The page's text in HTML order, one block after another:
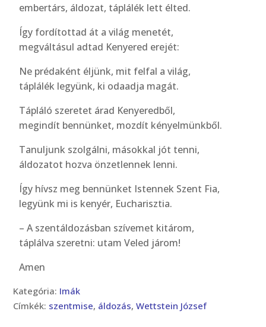
embertárs, áldozat, táplálék lett élted.
Így fordítottad át a világ menetét,
megváltásul adtad Kenyered erejét:
Ne prédaként éljünk, mit felfal a világ,
táplálék legyünk, ki odaadja magát.
Tápláló szeretet árad Kenyeredből,
megindít bennünket, mozdít kényelmünkből.
Tanuljunk szolgálni, másokkal jót tenni,
áldozatot hozva önzetlennek lenni.
Így hívsz meg bennünket Istennek Szent Fia,
legyünk mi is kenyér, Eucharisztia.
– A szentáldozásban szívemet kitárom,
táplálva szeretni: utam Veled járom!
Amen
Kategória: Imák
Címkék: szentmise, áldozás,Wettstein József